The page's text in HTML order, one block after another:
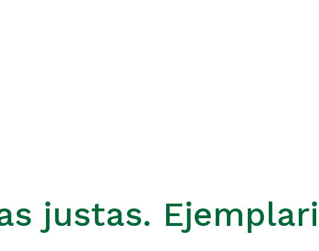
justas.